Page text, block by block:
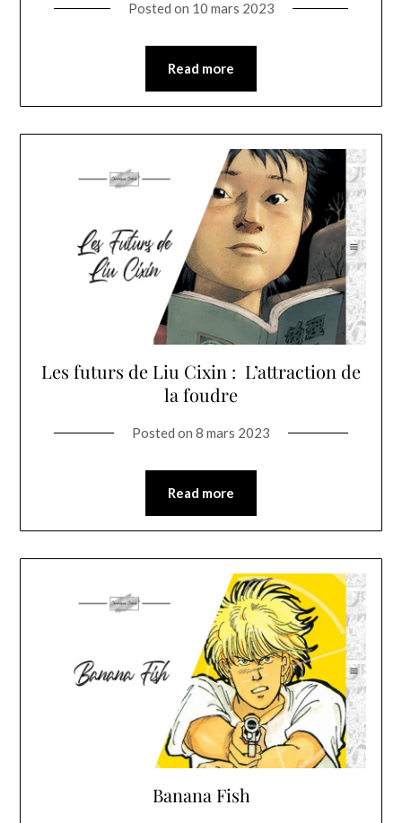
Posted on 10 mars 2023
Read more
Les futurs de Liu Cixin : L’attraction de
la foudre
Posted on 8 mars 2023
Read more
Banana Fish